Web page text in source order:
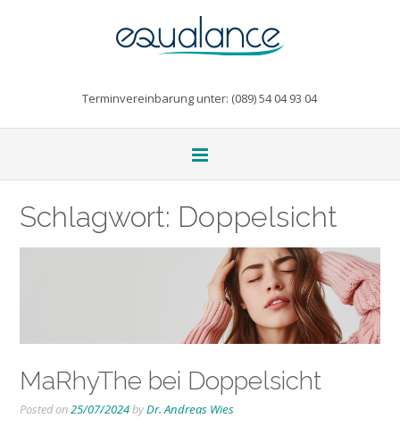
Terminvereinbarung unter: (089) 54 04 93 04
Schlagwort: Doppelsicht
MaRhyThe bei Doppelsicht
Posted on25/07/2024byDr. Andreas Wies